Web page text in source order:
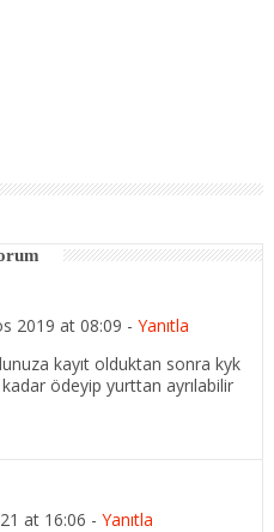
2019 at 08:09 - Yanıtla
kayıt olduktan sonra kyk
kadar ödeyip yurttan ayrılabilir
at 16:06 - Yanıtla